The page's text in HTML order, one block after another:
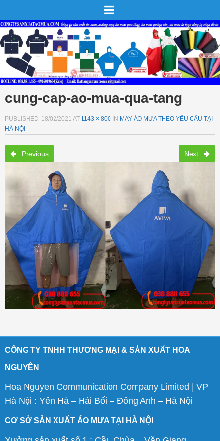
cung-cap-ao-mua-qua-tang
PUBLISHED 18/02/2021 AT 1143 × 800 IN MAY ÁO MƯA THEO YÊU CẦU TẠI
HÀ NỘI
Previous Next
CÔNG TY TNHH THƯƠNG MẠI & SẢN XUẤT HOA
NGUYÊN
Hoa Nguyen Communication Company Limited | VP
Hà Nội : Yên Hà – Hải Bối – Đông Anh – Hà Nội
CƠ SỞ SẢN XUẤT ÁO MƯA TẠI HÀ NỘI